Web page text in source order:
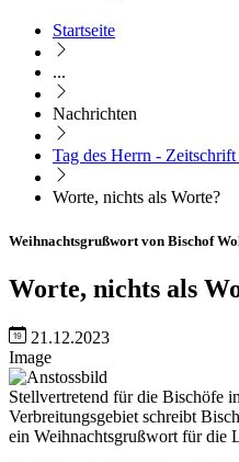
Startseite
...
Nachrichten
Tag des Herrn -
Worte, nichts als Worte?
Weihnachtsgrußwort von Bischof
Worte, nichts als
21.12.2023
Image
Stellvertretend für die Bischöfe
Verbreitungsgebiet schreibt
ein Weihnachtsgrußwort für die